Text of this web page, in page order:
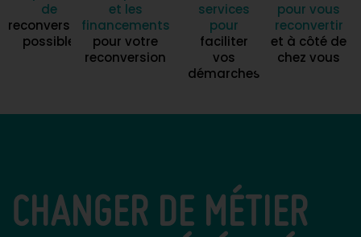
de
reconversion
possible
et les
financements
pour votre
reconversion
services
pour
faciliter
vos
démarches
pour vous
reconvertir
et à côté de
chez vous
CHANGER DE MÉTIER